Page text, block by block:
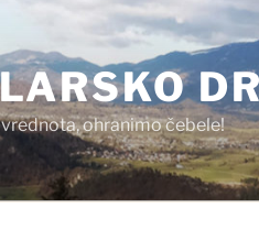
ohranimo čebele!